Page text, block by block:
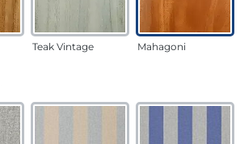
Teak Vintage Mahagoni